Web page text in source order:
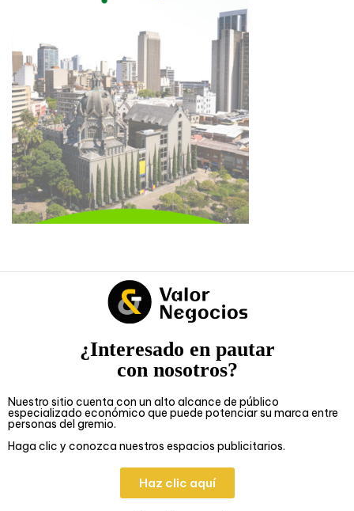
¿Interesado en pautar
con nosotros?
Nuestro sitio cuenta con un alto alcance de público
especializado económico que puede potenciar su marca entre
personas del gremio.
Haga clic y conozca nuestros espacios publicitarios.
Haz clic aquí